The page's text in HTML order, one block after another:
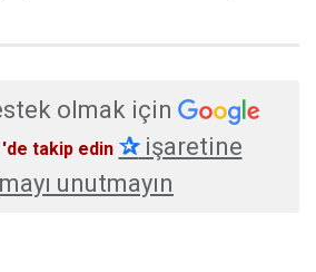
olmak için
'de takip edin ✰işaretine
unutmayın